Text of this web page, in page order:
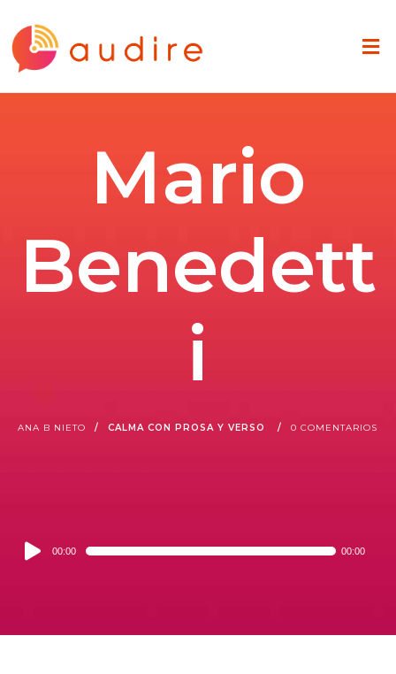
Mario
Benedett
i
ANA B NIETO CALMA CON PROSA Y VERSO 0 COMENTARIOS
Audio00:00 00:00